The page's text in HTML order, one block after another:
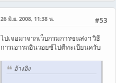
#53
26 มิ.ย. 2008, 11:38 น.
ไปเจอมาจากเว็บกรมการขนส่งฯ วิธี
การเอารถอินวอยซ์ไปตีทะเบียนครับ
อ้างอิง